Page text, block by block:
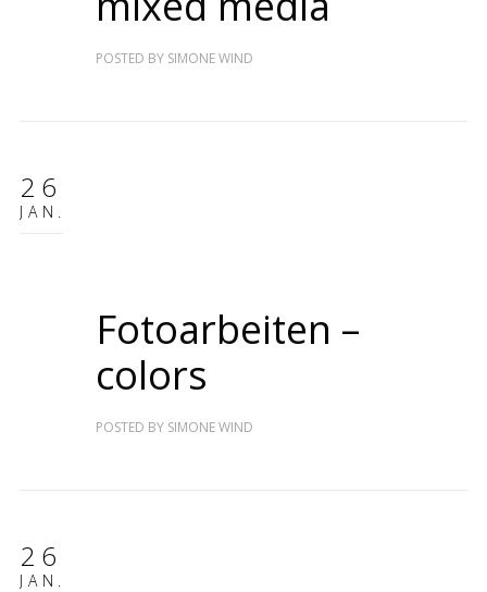
POSTED BY SIMONE WIND
26
JAN.
Fotoarbeiten –
colors
POSTED BY SIMONE WIND
26
JAN.